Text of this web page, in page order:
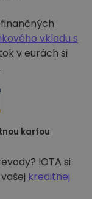
vkladu s
v eurách si
kartou
IOTA si
kreditnej